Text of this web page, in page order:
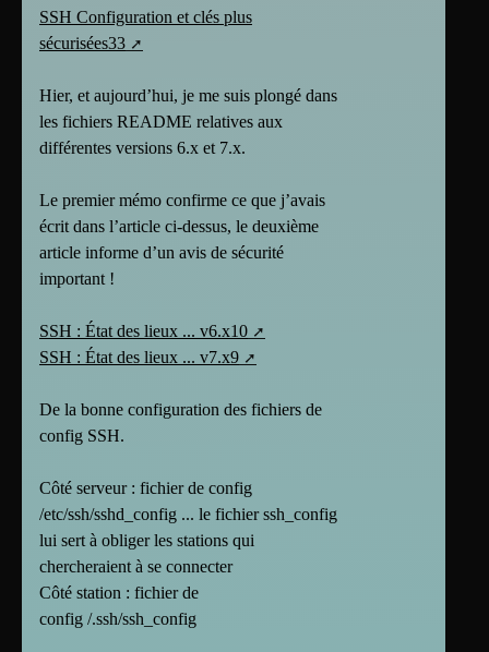
SSH Configuration et clés plus
sécurisées33
Hier, et aujourd’hui, je me suis plongé dans
les fichiers README relatives aux
différentes versions 6.x et 7.x.
Le premier mémo confirme ce que j’avais
écrit dans l’article ci-dessus, le deuxième
article informe d’un avis de sécurité
important !
SSH : État des lieux ... v6.x10
SSH : État des lieux ... v7.x9
De la bonne configuration des fichiers de
config SSH.
Côté serveur : fichier de config
/etc/ssh/sshd_config ... le fichier ssh_config
lui sert à obliger les stations qui
chercheraient à se connecter
Côté station : fichier de
config /.ssh/ssh_config